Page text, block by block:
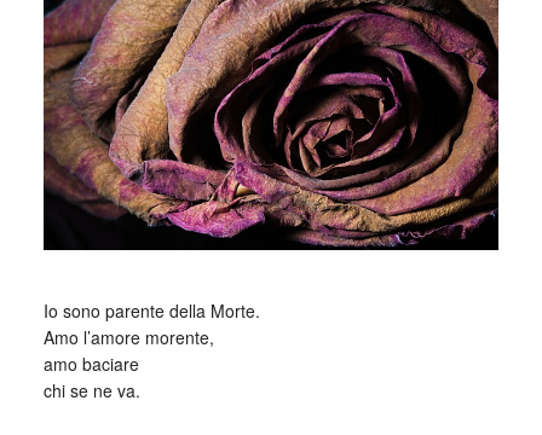
Io sono parente della Morte.
Amo l’amore morente,
amo baciare
chi se ne va.